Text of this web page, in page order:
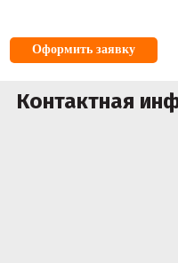
Оформить заявку
Контактная